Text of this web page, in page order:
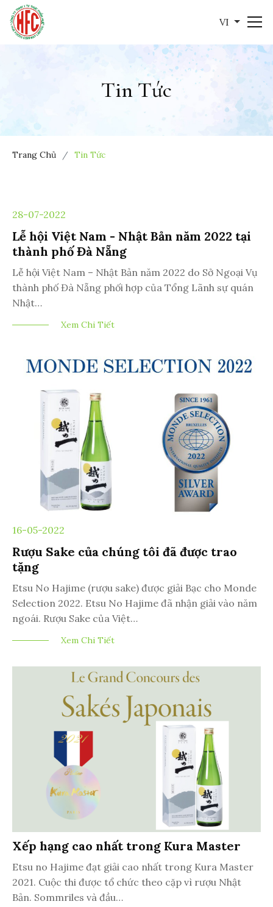
VI
Tin Tức
Trang Chủ Tin Tức
28-07-2022
Lễ hội Việt Nam - Nhật Bản năm 2022 tại
thành phố Đà Nẵng
Lễ hội Việt Nam – Nhật Bản năm 2022 do Sở Ngoại Vụ
thành phố Đà Nẵng phối hợp của Tổng Lãnh sự quán
Nhật…
Xem Chi Tiết
16-05-2022
Rượu Sake của chúng tôi đã được trao
tặng
Etsu No Hajime (rượu sake) được giải Bạc cho Monde
Selection 2022. Etsu No Hajime đã nhận giải vào năm
ngoái. Rượu Sake của Việt…
Xem Chi Tiết
Xếp hạng cao nhất trong Kura Master
Etsu no Hajime đạt giải cao nhất trong Kura Master
2021. Cuộc thi được tổ chức theo cặp vì rượu Nhật
Bản. Sommriles và đầu…